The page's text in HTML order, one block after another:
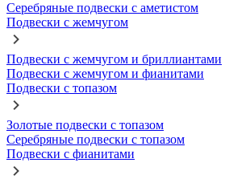
Серебряные подвески с аметистом
Подвески с жемчугом
Подвески с жемчугом и бриллиантами
Подвески с жемчугом и фианитами
Подвески с топазом
Золотые подвески с топазом
Серебряные подвески с топазом
Подвески с фианитами